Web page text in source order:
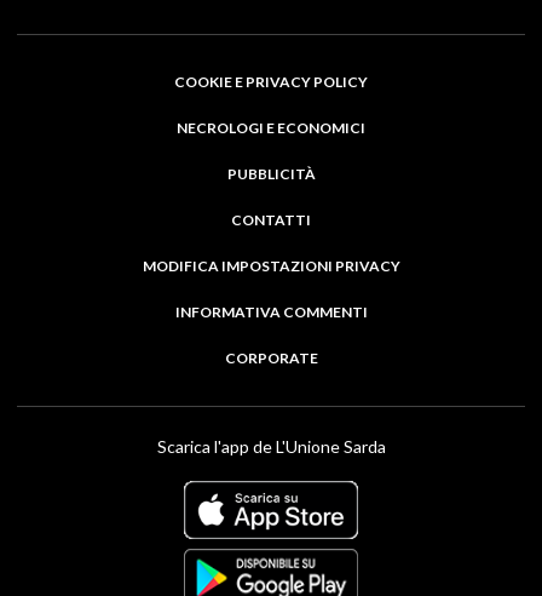
COOKIE E PRIVACY POLICY
NECROLOGI E ECONOMICI
PUBBLICITÀ
CONTATTI
MODIFICA IMPOSTAZIONI PRIVACY
INFORMATIVA COMMENTI
CORPORATE
Scarica l'app de L'Unione Sarda